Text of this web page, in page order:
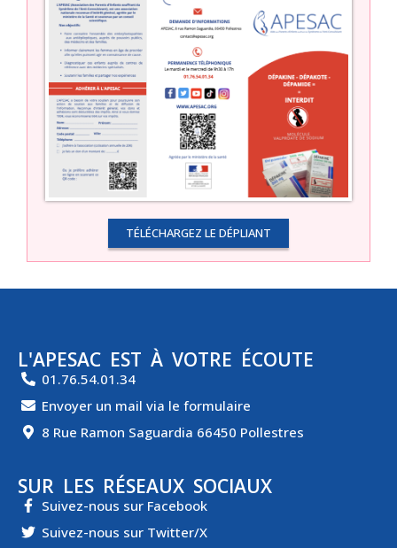
TÉLÉCHARGEZ LE DÉPLIANT
L'APESAC EST À VOTRE ÉCOUTE
01.76.54.01.34
Envoyer un mail via le formulaire
8 Rue Ramon Saguardia 66450 Pollestres
SUR LES RÉSEAUX SOCIAUX
Suivez-nous sur Facebook
Suivez-nous sur Twitter/X